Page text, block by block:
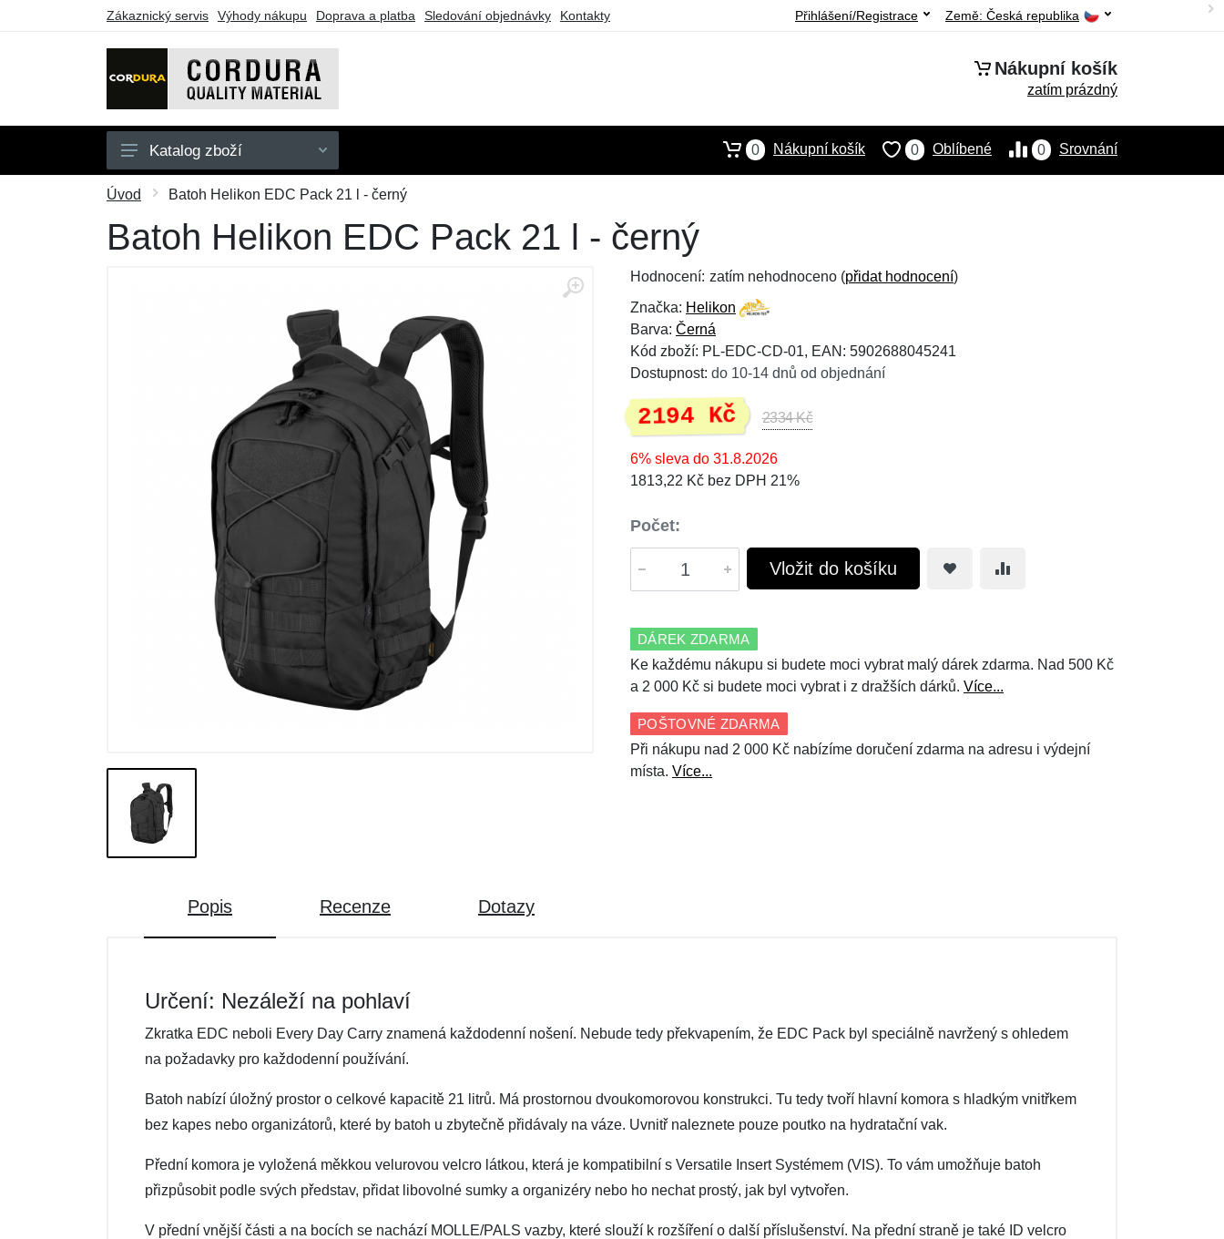
Zákaznický servis Výhody nákupu Doprava a platba Sledování objednávky Kontakty Země: Česká republika
Přihlášení/Registrace
Nákupní košík
zatím prázdný
Oblečení
Doplňky
Katalog zboží 0 Srovnání
0 Oblíbené
0 Nákupní košík
Úvod Batoh Helikon EDC Pack 21 l - černý
Batoh Helikon EDC Pack 21 l - černý
Hodnocení: zatím nehodnoceno (přidat hodnocení)
Značka: Helikon
Barva: Černá
Kód zboží: PL-EDC-CD-01, EAN: 5902688045241
Dostupnost: do 10-14 dnů od objednání
2194 Kč 2334 Kč
6% sleva do 31.8.2026
1813,22 Kč bez DPH 21%
Počet:
Vložit do košíku
DÁREK ZDARMA
Ke každému nákupu si budete moci vybrat malý dárek zdarma. Nad 500 Kč
a 2 000 Kč si budete moci vybrat i z dražších dárků. Více...
POŠTOVNÉ ZDARMA
Při nákupu nad 2 000 Kč nabízíme doručení zdarma na adresu i výdejní
místa. Více...
Popis Recenze Dotazy
Určení: Nezáleží na pohlaví
Zkratka EDC neboli Every Day Carry znamená každodenní nošení. Nebude tedy překvapením, že EDC Pack byl speciálně navržený s ohledem
na požadavky pro každodenní používání.
Batoh nabízí úložný prostor o celkové kapacitě 21 litrů. Má prostornou dvoukomorovou konstrukci. Tu tedy tvoří hlavní komora s hladkým vnitřkem
bez kapes nebo organizátorů, které by batoh u zbytečně přidávaly na váze. Uvnitř naleznete pouze poutko na hydratační vak.
Přední komora je vyložená měkkou velurovou velcro látkou, která je kompatibilní s Versatile Insert Systémem (VIS). To vám umožňuje batoh
přizpůsobit podle svých představ, přidat libovolné sumky a organizéry nebo ho nechat prostý, jak byl vytvořen.
V přední vnější části a na bocích se nachází MOLLE/PALS vazby, které slouží k rozšíření o další příslušenství. Na přední straně je také ID velcro